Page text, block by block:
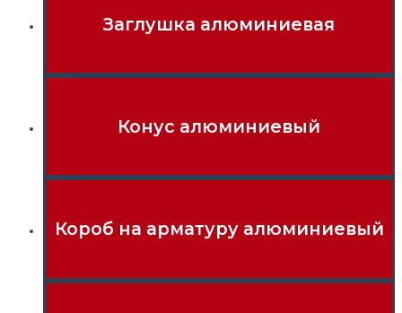
Заглушка алюминиевая
Конус алюминиевый
Короб на арматуру алюминиевый